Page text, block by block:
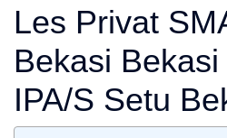
Les Privat
Bekasi
IPA/S Setu